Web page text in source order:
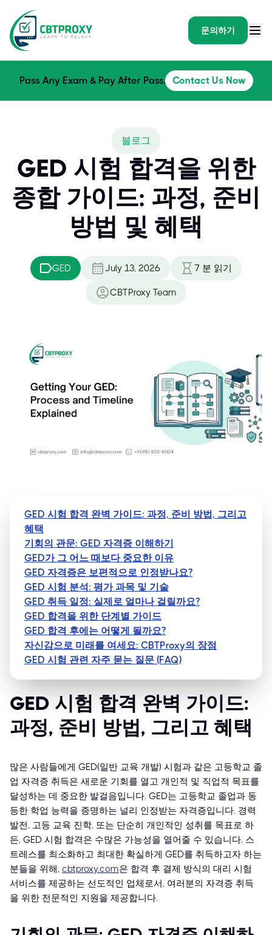
문의하기
Pass Any Exam & Pay After Pass. Contact Us Now
블로그
GED 시험 합격을 위한
종합 가이드: 과정, 준비
방법 및 혜택
GED July 13, 2026 7 분 읽기
CBTProxy Team
GED 시험 합격 완벽 가이드: 과정, 준비 방법, 그리고
혜택
기회의 관문: GED 자격증 이해하기
GED가 그 어느 때보다 중요한 이유
GED 자격증은 보편적으로 인정받나요?
GED 시험 분석: 평가 과목 및 기술
GED 취득 일정: 실제로 얼마나 걸릴까요?
GED 합격을 위한 단계별 가이드
GED 합격 후에는 어떻게 될까요?
자신감으로 미래를 여세요: CBTProxy의 장점
GED 시험 관련 자주 묻는 질문 (FAQ)
GED 시험 합격 완벽 가이드:
과정, 준비 방법, 그리고 혜택
많은 사람들에게 GED(일반 교육 개발) 시험과 같은 고등학교 졸
업 자격증 취득은 새로운 기회를 열고 개인적 및 직업적 목표를
달성하는 데 중요한 발걸음입니다. GED는 고등학교 졸업과 동
등한 학업 능력을 증명하는 널리 인정받는 자격증입니다. 경력
발전, 고등 교육 진학, 또는 단순히 개인적인 성취를 목표로 하
든, GED 시험 합격은 수많은 가능성을 열어줄 수 있습니다. 스
트레스를 최소화하고 최대한 확실하게 GED를 취득하고자 하는
분들을 위해, cbtproxy.com은 합격 후 결제 방식의 대리 시험
서비스를 제공하는 선도적인 업체로서, 여러분의 자격증 취득
을 위한 전문적인 지원을 제공합니다.